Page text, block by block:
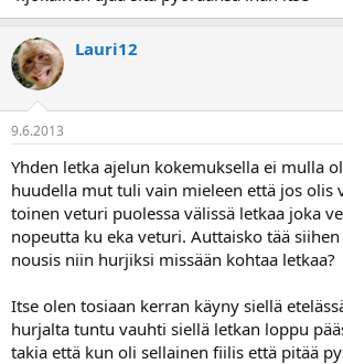
Lauri12
9.6.2013
Yhden letka ajelun kokemuksella ei mulla
huudella mut tuli vain mieleen että jos olis
toinen veturi puolessa välissä letkaa joka
nopeutta ku eka veturi. Auttaisko tää
nousis niin hurjiksi missään kohtaa letkaa?
Itse olen tosiaan kerran käyny siellä
hurjalta tuntu vauhti siellä letkan loppu
takia että kun oli sellainen fiilis että pitää